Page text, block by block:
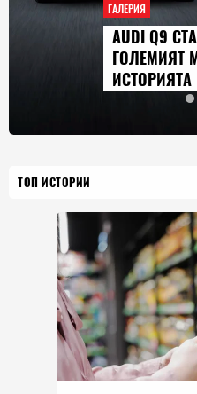
ГАЛЕРИЯ
AUDI Q9
ГОЛЕМИЯТ
ТОП ИСТОРИИ